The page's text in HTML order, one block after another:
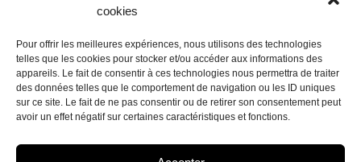
cookies
Pour offrir les meilleures expériences, nous utilisons des technologies
telles que les cookies pour stocker et/ou accéder aux informations des
appareils. Le fait de consentir à ces technologies nous permettra de traiter
des données telles que le comportement de navigation ou les ID uniques
sur ce site. Le fait de ne pas consentir ou de retirer son consentement peut
avoir un effet négatif sur certaines caractéristiques et fonctions.
View more